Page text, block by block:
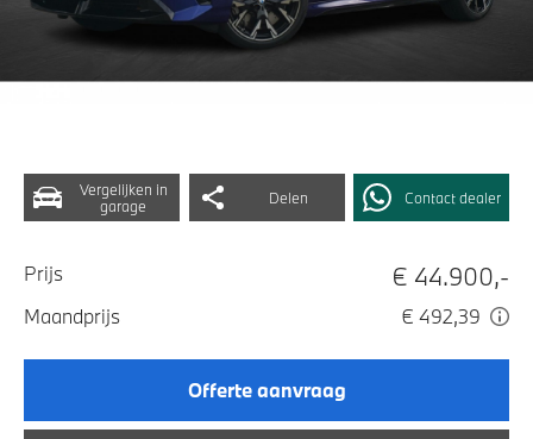
Vergelijken in
garage
Delen Contact dealer
Prijs € 44.900,-
Maandprijs € 492,39
Offerte aanvraag